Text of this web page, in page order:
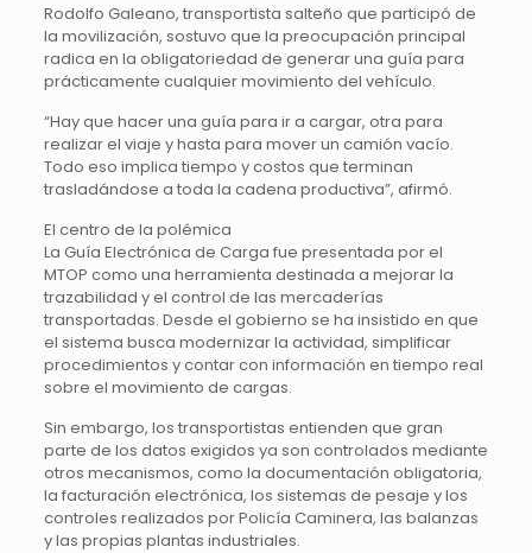
Rodolfo Galeano, transportista salteño que participó de
la movilización, sostuvo que la preocupación principal
radica en la obligatoriedad de generar una guía para
prácticamente cualquier movimiento del vehículo.
“Hay que hacer una guía para ir a cargar, otra para
realizar el viaje y hasta para mover un camión vacío.
Todo eso implica tiempo y costos que terminan
trasladándose a toda la cadena productiva”, afirmó.
El centro de la polémica
La Guía Electrónica de Carga fue presentada por el
MTOP como una herramienta destinada a mejorar la
trazabilidad y el control de las mercaderías
transportadas. Desde el gobierno se ha insistido en que
el sistema busca modernizar la actividad, simplificar
procedimientos y contar con información en tiempo real
sobre el movimiento de cargas.
Sin embargo, los transportistas entienden que gran
parte de los datos exigidos ya son controlados mediante
otros mecanismos, como la documentación obligatoria,
la facturación electrónica, los sistemas de pesaje y los
controles realizados por Policía Caminera, las balanzas
y las propias plantas industriales.